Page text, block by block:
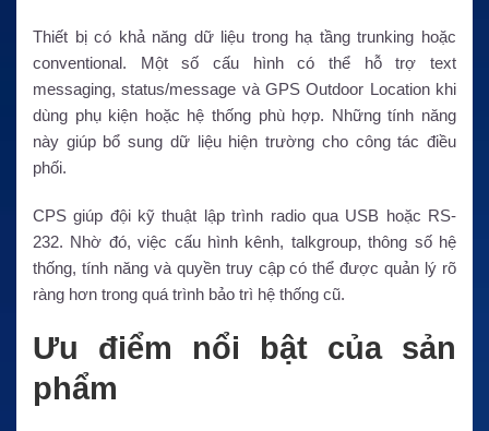
Thiết bị có khả năng dữ liệu trong hạ tầng trunking hoặc
conventional. Một số cấu hình có thể hỗ trợ text
messaging, status/message và GPS Outdoor Location khi
dùng phụ kiện hoặc hệ thống phù hợp. Những tính năng
này giúp bổ sung dữ liệu hiện trường cho công tác điều
phối.
CPS giúp đội kỹ thuật lập trình radio qua USB hoặc RS-
232. Nhờ đó, việc cấu hình kênh, talkgroup, thông số hệ
thống, tính năng và quyền truy cập có thể được quản lý rõ
ràng hơn trong quá trình bảo trì hệ thống cũ.
Ưu điểm nổi bật của sản
phẩm